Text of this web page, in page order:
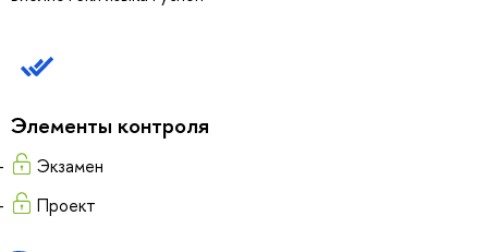
Элементы контроля
Экзамен
Проект